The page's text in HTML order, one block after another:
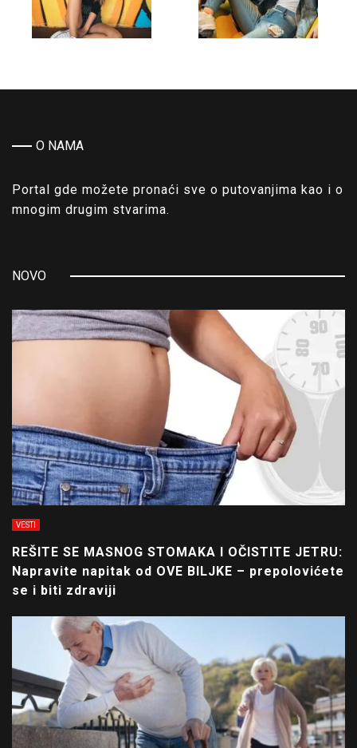
O NAMA
Portal gde možete pronaći sve o putovanjima kao i o
mnogim drugim stvarima.
NOVO
VESTI
REŠITE SE MASNOG STOMAKA I OČISTITE JETRU:
Napravite napitak od OVE BILJKE – prepolovićete
se i biti zdraviji